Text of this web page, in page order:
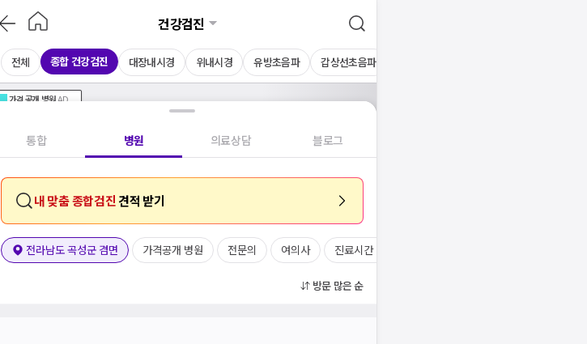
건강검진
전체 종합 건강검진 대장내시경 위내시경 유방초음파 갑상선초음파
가격공개 병원AD
통합 병원 의료상담 블로그
내 맞춤 종합검진 견적 받기
전라남도 곡성군 겸면 가격공개 병원 전문의 여의사 진료시간
방문 많은 순